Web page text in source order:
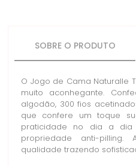
SOBRE O PRODUTO
O Jogo de Cama Naturalle
muito aconhegante.
algodão, 300 fios
que confere um toque
praticidade no dia a
propriedade anti-pilling.
qualidade trazendo